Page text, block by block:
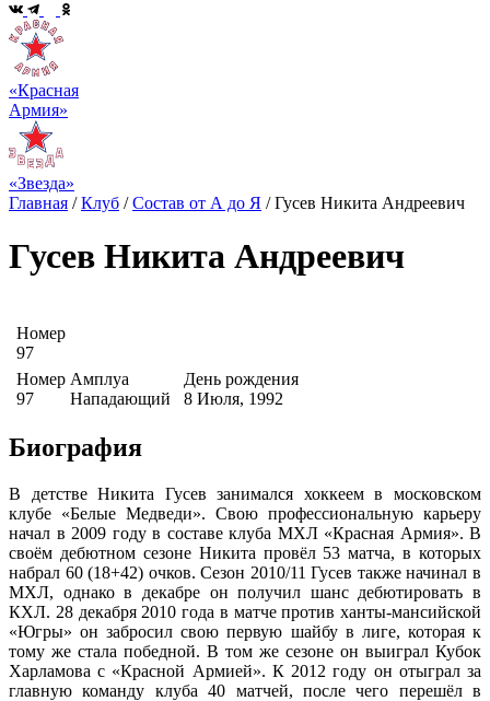
«Красная
Армия»
«Звезда»
Главная /Клуб /Состав от А до Я /Гусев Никита Андреевич
Гусев Никита Андреевич
Номер
97
Номер
97
Амплуа
Нападающий
День рождения
8 Июля, 1992
Биография
В детстве Никита Гусев занимался хоккеем в московском
клубе «Белые Медведи». Свою профессиональную карьеру
начал в 2009 году в составе клуба МХЛ «Красная Армия». В
своём дебютном сезоне Никита провёл 53 матча, в которых
набрал 60 (18+42) очков. Сезон 2010/11 Гусев также начинал в
МХЛ, однако в декабре он получил шанс дебютировать в
КХЛ. 28 декабря 2010 года в матче против ханты-мансийской
«Югры» он забросил свою первую шайбу в лиге, которая к
тому же стала победной. В том же сезоне он выиграл Кубок
Харламова с «Красной Армией». К 2012 году он отыграл за
главную команду клуба 40 матчей, после чего перешёл в